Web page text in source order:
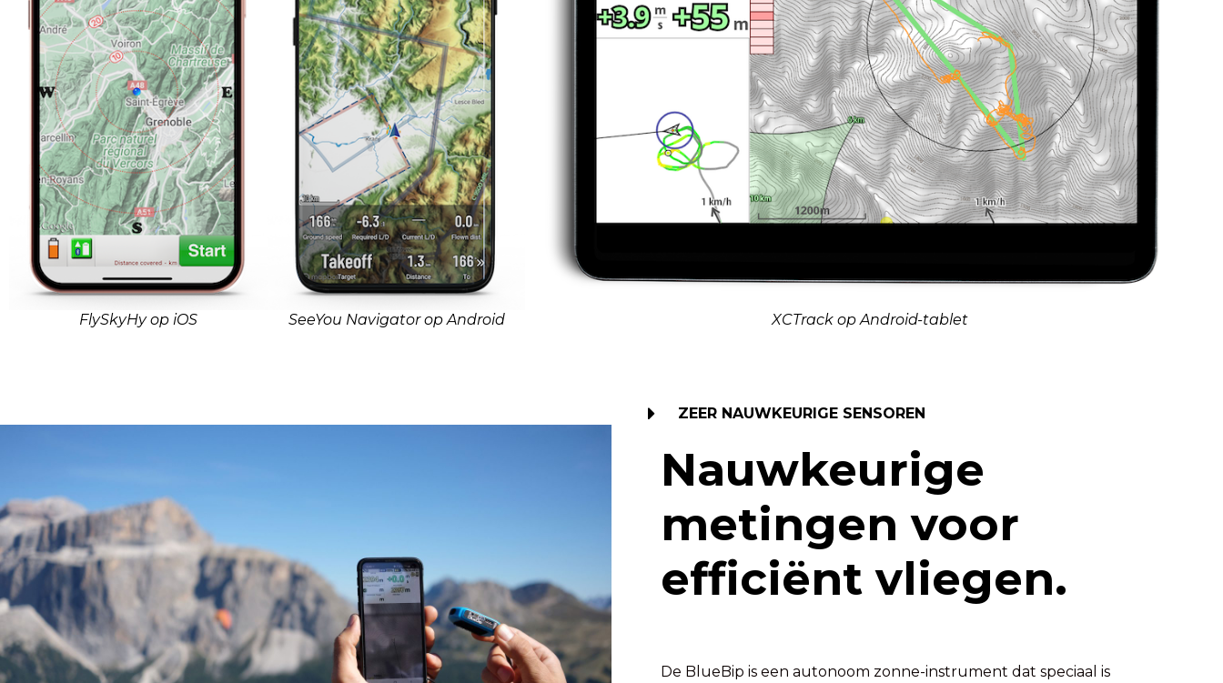
FlySkyHy op iOS SeeYou Navigator op Android XCTrack op Android-tablet
ZEER NAUWKEURIGE SENSOREN
Nauwkeurige
metingen voor
efficiënt vliegen.
De BlueBip is een autonoom zonne-instrument dat speciaal is